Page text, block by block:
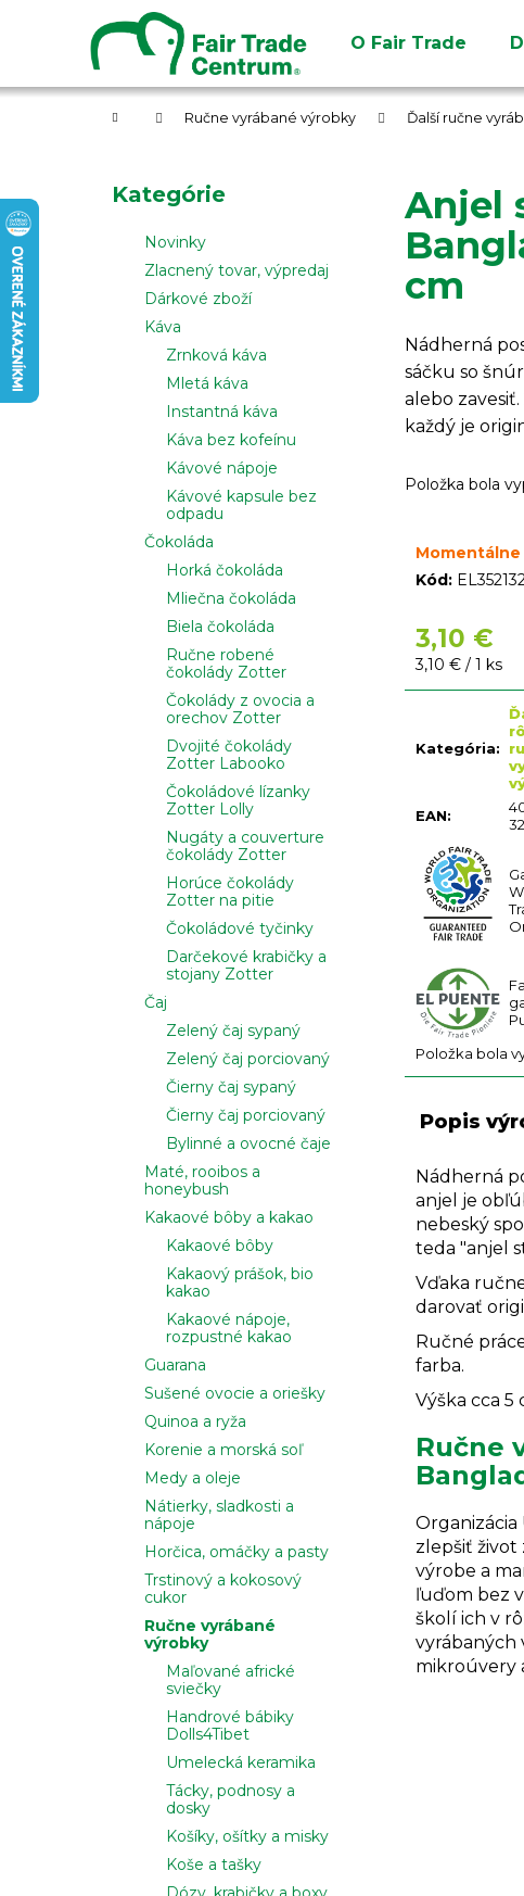
O Fair Trade
Domov Ručne vyrábané výrobky Ďalší ručne
Preskočiť
kategórie
Kategórie
Novinky
Zlacnený tovar, výpredaj
Dárkové zboží
Káva
Zrnková káva
Mletá káva
Instantná káva
Káva bez kofeínu
Kávové nápoje
Kávové kapsule bez
odpadu
Čokoláda
Horká čokoláda
Mliečna čokoláda
Biela čokoláda
Ručne robené
čokolády Zotter
Čokolády z ovocia a
orechov Zotter
Dvojité čokolády
Zotter Labooko
Čokoládové lízanky
Zotter Lolly
Nugáty a couverture
čokolády Zotter
Horúce čokolády
Zotter na pitie
Čokoládové tyčinky
Darčekové krabičky a
stojany Zotter
Čaj
Zelený čaj sypaný
Zelený čaj porciovaný
Čierny čaj sypaný
Čierny čaj porciovaný
Bylinné a ovocné čaje
Maté, rooibos a
honeybush
Kakaové bôby a kakao
Kakaové bôby
Kakaový prášok, bio
kakao
Kakaové nápoje,
rozpustné kakao
Guarana
Sušené ovocie a oriešky
Quinoa a ryža
Korenie a morská soľ
Medy a oleje
Nátierky, sladkosti a
nápoje
Horčica, omáčky a pasty
Trstinový a kokosový
cukor
Ručne vyrábané
výrobky
Maľované africké
sviečky
Handrové bábiky
Dolls4Tibet
Umelecká keramika
Tácky, podnosy a
dosky
Košíky, ošítky a misky
Koše a tašky
Anjel
cm
Nádherná
sáčku so
alebo
každý je
Položka bola
Kód: EL352132
3,10 €
Jednotková
cena:
3,10 € / 1 ks
Kategória:
EAN:
32
Položka bola
Popis
Nádherná
anjel je
nebeský
teda "anjel
Vďaka
darovať
Ručné
farba.
Výška cca 5
Ručne
Organizácia
zlepšiť
výrobe a
ľuďom bez
školí ich v
vyrábaných
mikroúvery
í
Späť
do
Späť
do